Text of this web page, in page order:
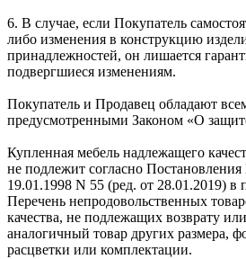
6. В случае, если Покупатель
либо изменения в конструкцию
принадлежностей, он лишается
подвергшиеся изменениям.
Покупатель и Продавец обладают
предусмотренными Законом «О
Купленная мебель надлежащего
не подлежит согласно
19.01.1998 N 55 (ред. от 28.01.2019)
Перечень непродовольственных
качества, не подлежащих возврату
аналогичный товар других размера,
расцветки или комплектации.